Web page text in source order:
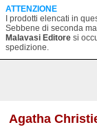
ATTENZIONE
I prodotti elencati in
Sebbene di seconda
Malavasi Editore si
spedizione.
Agatha